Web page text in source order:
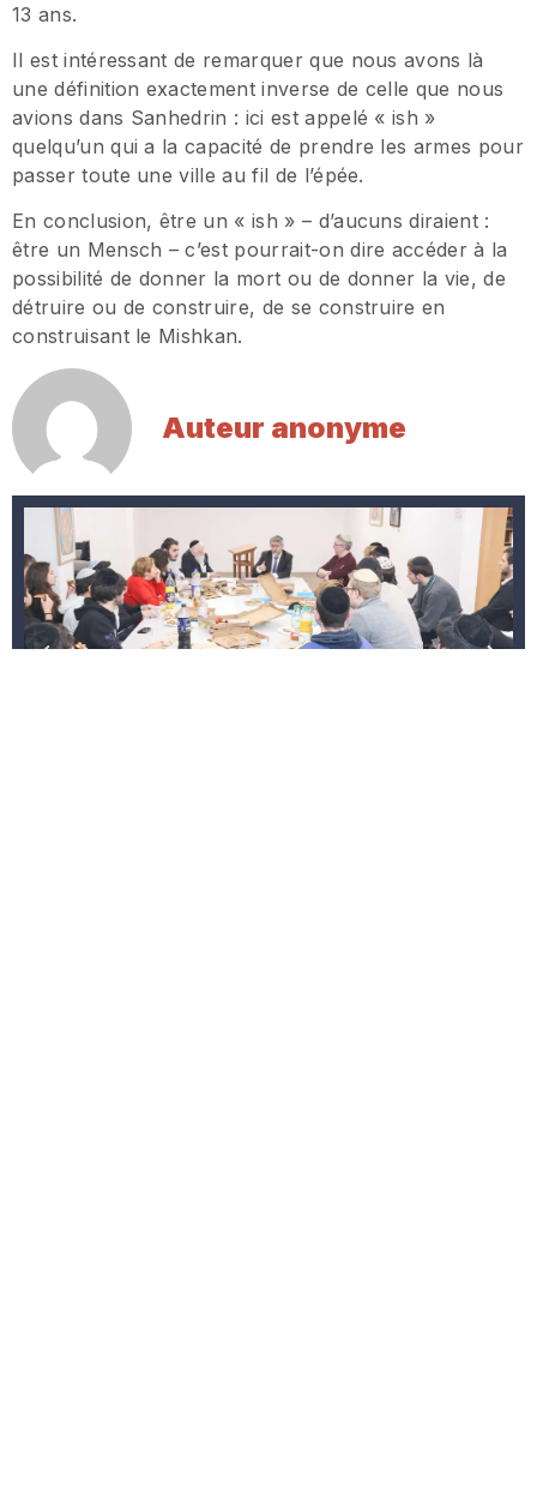
13 ans.
Il est intéressant de remarquer que nous avons là
une définition exactement inverse de celle que nous
avions dans Sanhedrin : ici est appelé « ish »
quelqu’un qui a la capacité de prendre les armes pour
passer toute une ville au fil de l’épée.
En conclusion, être un « ish » – d’aucuns diraient :
être un Mensch – c’est pourrait-on dire accéder à la
possibilité de donner la mort ou de donner la vie, de
détruire ou de construire, de se construire en
construisant le Mishkan.
Auteur anonyme